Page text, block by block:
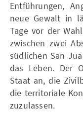
Entführungen,
neue Gewalt in
Tage vor der
zwischen zwei
südlichen San
das Leben. Der
Staat an, die
die territoriale
zuzulassen.